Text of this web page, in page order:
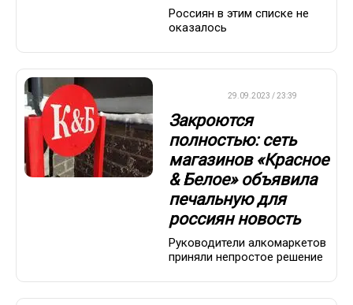
Россиян в этим списке не
оказалось
29.09.2023 / 23:39
Закроются
полностью: сеть
магазинов «Красное
& Белое» объявила
печальную для
россиян новость
Руководители алкомаркетов
приняли непростое решение